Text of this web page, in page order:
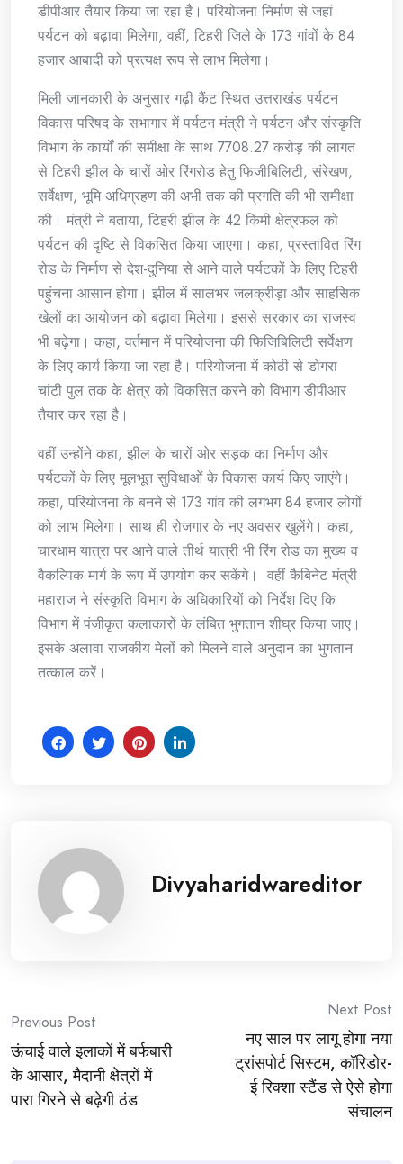
डीपीआर तैयार किया जा रहा है। परियोजना निर्माण से जहां
पर्यटन को बढ़ावा मिलेगा, वहीं, टिहरी जिले के 173 गांवों के 84
हजार आबादी को प्रत्यक्ष रूप से लाभ मिलेगा।
मिली जानकारी के अनुसार गढ़ी कैंट स्थित उत्तराखंड पर्यटन
विकास परिषद के सभागार में पर्यटन मंत्री ने पर्यटन और संस्कृति
विभाग के कार्यों की समीक्षा के साथ 7708.27 करोड़ की लागत
से टिहरी झील के चारों ओर रिंगरोड हेतु फिजीबिलिटी, संरेखण,
सर्वेक्षण, भूमि अधिग्रहण की अभी तक की प्रगति की भी समीक्षा
की। मंत्री ने बताया, टिहरी झील के 42 किमी क्षेत्रफल को
पर्यटन की दृष्टि से विकसित किया जाएगा। कहा, प्रस्तावित रिंग
रोड के निर्माण से देश-दुनिया से आने वाले पर्यटकों के लिए टिहरी
पहुंचना आसान होगा। झील में सालभर जलक्रीड़ा और साहसिक
खेलों का आयोजन को बढ़ावा मिलेगा। इससे सरकार का राजस्व
भी बढ़ेगा। कहा, वर्तमान में परियोजना की फिजिबिलिटी सर्वेक्षण
के लिए कार्य किया जा रहा है। परियोजना में कोठी से डोगरा
चांटी पुल तक के क्षेत्र को विकसित करने को विभाग डीपीआर
तैयार कर रहा है।
वहीं उन्होंने कहा, झील के चारों ओर सड़क का निर्माण और
पर्यटकों के लिए मूलभूत सुविधाओं के विकास कार्य किए जाएंगे।
कहा, परियोजना के बनने से 173 गांव की लगभग 84 हजार लोगों
को लाभ मिलेगा। साथ ही रोजगार के नए अवसर खुलेंगे। कहा,
चारधाम यात्रा पर आने वाले तीर्थ यात्री भी रिंग रोड का मुख्य व
वैकल्पिक मार्ग के रूप में उपयोग कर सकेंगे। वहीं कैबिनेट मंत्री
महाराज ने संस्कृति विभाग के अधिकारियों को निर्देश दिए कि
विभाग में पंजीकृत कलाकारों के लंबित भुगतान शीघ्र किया जाए।
इसके अलावा राजकीय मेलों को मिलने वाले अनुदान का भुगतान
तत्काल करें।
Divyaharidwareditor
Post
navigation
Previous Post
ऊंचाई वाले इलाकों में बर्फबारी
के आसार, मैदानी क्षेत्रों में
पारा गिरने से बढ़ेगी ठंड
Next Post
नए साल पर लागू होगा नया
ट्रांसपोर्ट सिस्टम, कॉरिडोर-
ई रिक्शा स्टैंड से ऐसे होगा
संचालन